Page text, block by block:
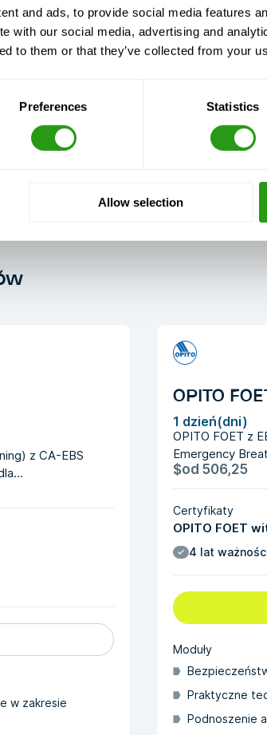
and ads, to provide social media features
with our social media, advertising and
to them or that they’ve collected from your
Preferences Statistics
Allow selection
z CA-EBS
w zakresie
OPITO
1 dzień(dni)
OPITO FOET z
Emergency
$od 506,25
Certyfikaty
OPITO FOET
4 lat
Moduły
Praktyczne
Podnoszenie